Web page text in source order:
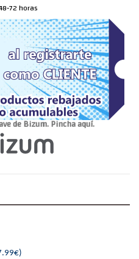
72 horas
de Bizum. Pincha aquí.